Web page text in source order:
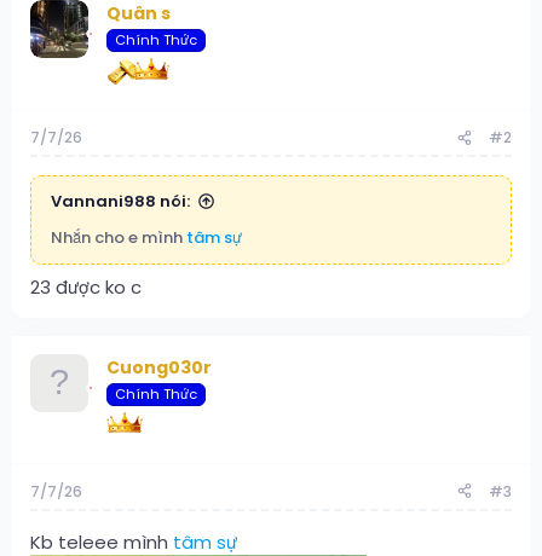
t
i
o
Quân s
Chính Thức
7/7/26 #2
Vannani988 nói:
Nhắn cho e mình tâm sự
23 được ko c
Cuong030r
Chính Thức
7/7/26 #3
Kb teleee mình tâm sự